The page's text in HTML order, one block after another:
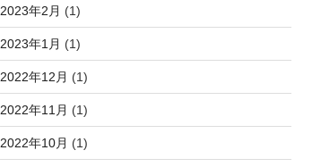
2023年2月 (1)
2023年1月 (1)
2022年12月 (1)
2022年11月 (1)
2022年10月 (1)